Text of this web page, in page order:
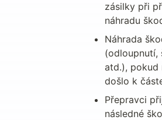
zásilky při
náhradu
Náhrada
(odloupnutí,
atd.), pokud
došlo k
Přepravci
následné